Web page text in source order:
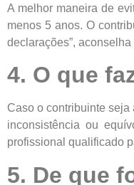
A melhor maneira de
menos 5 anos. O
declarações”,
4. O que
Caso o contribuinte
inconsistência ou
profissional qualificado
5. De que